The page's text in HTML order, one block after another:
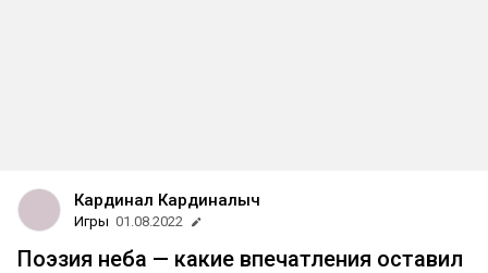
Кардинал Кардиналыч
Игры 01.08.2022
Поэзия неба — какие впечатления оставил